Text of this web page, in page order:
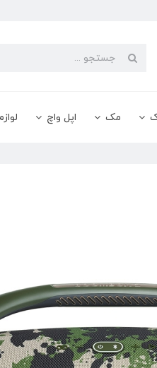
جستجو
مک اپل واچ